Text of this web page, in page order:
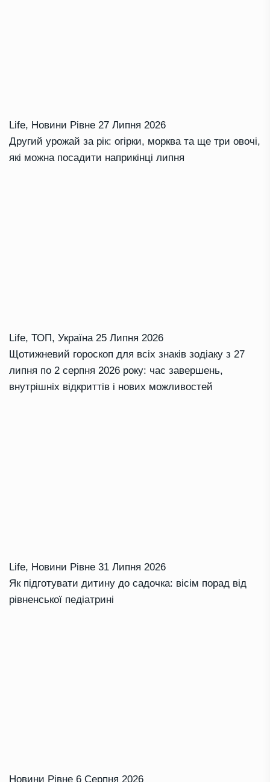
Life, Новини Рівне 27 Липня 2026
Другий урожай за рік: огірки, морква та ще три овочі,
які можна посадити наприкінці липня
Life, ТОП, Україна 25 Липня 2026
Щотижневий гороскоп для всіх знаків зодіаку з 27
липня по 2 серпня 2026 року: час завершень,
внутрішніх відкриттів і нових можливостей
Life, Новини Рівне 31 Липня 2026
Як підготувати дитину до садочка: вісім порад від
рівненської педіатрині
Новини Рівне 6 Серпня 2026